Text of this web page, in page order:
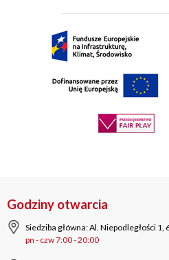
Godziny otwarcia
Siedziba główna: Al. Niepodległości
pn - czw 7:00 - 20:00